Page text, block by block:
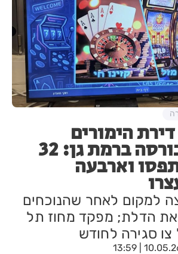
הימורים
במתחם הבורסה ברמת גן: 32
וארבעה
למקום לאחר שהנוכחים
את הדלת; מפקד מחוז תל
סגירה לחודש
10.05.26 |